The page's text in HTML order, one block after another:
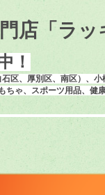
店「ラ
！
区、厚別区、南区）、
ゃ、スポーツ用品、